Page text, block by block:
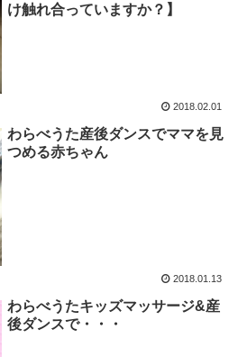
け触れ合っていますか？】
2018.02.01
わらべうた産後ダンスでママを見
つめる赤ちゃん
2018.01.13
わらべうたキッズマッサージ&産
後ダンスで・・・